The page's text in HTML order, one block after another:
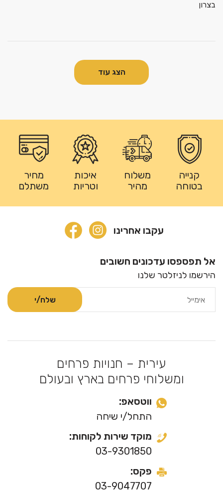
בצרון
הצג עוד
קנייה
בטוחה
משלוח
מהיר
איכות
וטריות
מחיר
משתלם
עקבו אחרינו
אל תפספסו עדכונים חשובים
הירשמו לניזלטר שלנו
עירית – חנויות פרחים
ומשלוחי פרחים בארץ ובעולם
ווטסאפ:
התחל/י שיחה
מוקד שירות לקוחות:
03-9301850
פקס:
03-9047707